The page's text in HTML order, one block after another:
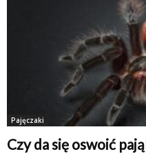
Pajęczaki
Czy da się oswoić